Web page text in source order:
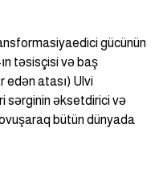
gücünün
təsisçisi və baş
edən atası) Ulvi
sərginin əksetdirici və
bütün dünyada